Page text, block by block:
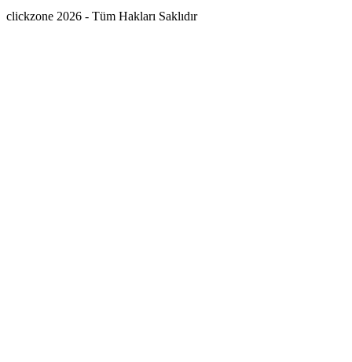
clickzone 2026 - Tüm Hakları Saklıdır